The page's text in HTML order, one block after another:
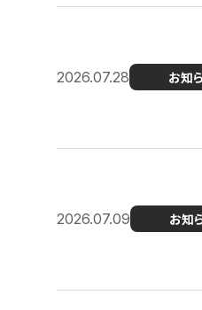
2026.07.28 お知
2026.07.09 お知